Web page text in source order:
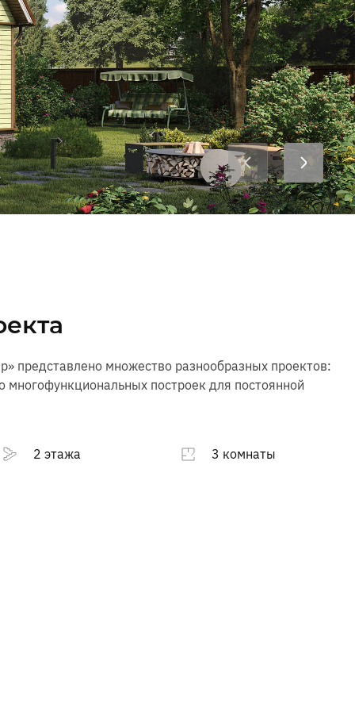
Я соглашаюсь сПолитикой в
отношении обработки персональных
данных, Правилами пользования
интернет-сайтом, а также на
обработку персональных данных
Я соглашаюсь наполучение рекламно-
информационных сообщений
ОТПРАВИТЬ
представлено множество разнообразных проектов:
многофункциональных построек для постоянной
2 этажа
3 комнаты